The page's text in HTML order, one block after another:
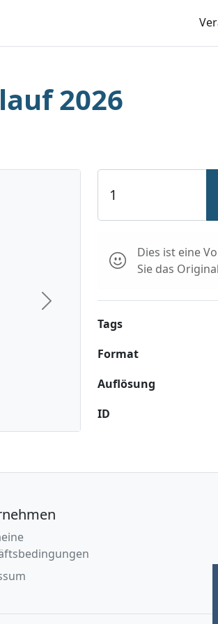
2026
Next
Dies ist eine
Sie das
Tags
Format
Auflösung
ID